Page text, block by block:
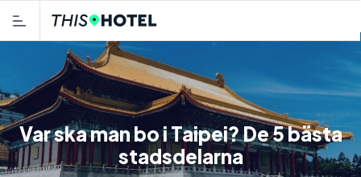
Var ska man bo i Taipei? De 5 bästa
stadsdelarna